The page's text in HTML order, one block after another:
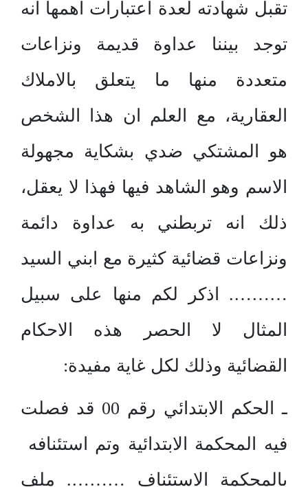
تقبل شهادته لعدة اعتبارات اهمها انه
توجد بيننا عداوة قديمة ونزاعات
متعددة منها ما يتعلق بالاملاك
العقارية، مع العلم ان هذا الشخص
هو المشتكي ضدي بشكاية مجهولة
الاسم وهو الشاهد فيها فهذا لا يعقل،
ذلك انه تربطني به عداوة دائمة
ونزاعات قضائية كثيرة مع ابني السيد
………. اذكر لكم منها على سبيل
المثال لا الحصر هذه الاحكام
القضائية وذلك لكل غاية مفيدة:
ـ الحكم الابتدائي رقم 00 قد فصلت
فيه المحكمة الابتدائية وتم استئنافه
بالمحكمة الاستئناف ………. ملف